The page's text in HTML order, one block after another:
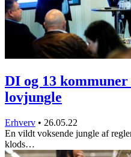
DI og 13
lovjungle
Erhverv • 26.05.22
En vildt voksende jungle af
klods…